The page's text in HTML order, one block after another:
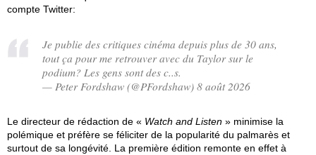
compte Twitter:
Je publie des critiques cinéma depuis plus de 30 ans,
tout ça pour me retrouver avec du Taylor sur le
podium? Les gens sont des c..s.
— Peter Fordshaw (@PFordshaw) 8 août 2026
Le directeur de rédaction de « Watch and Listen » minimise la
polémique et préfère se féliciter de la popularité du palmarès et
surtout de sa longévité. La première édition remonte en effet à